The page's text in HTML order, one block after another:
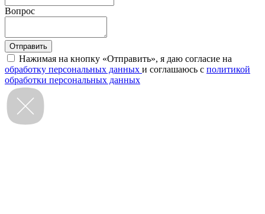
Вопрос
Нажимая на кнопку «Отправить», я даю согласие на
обработку персональных данных и соглашаюсь с политикой
обработки персональных данных